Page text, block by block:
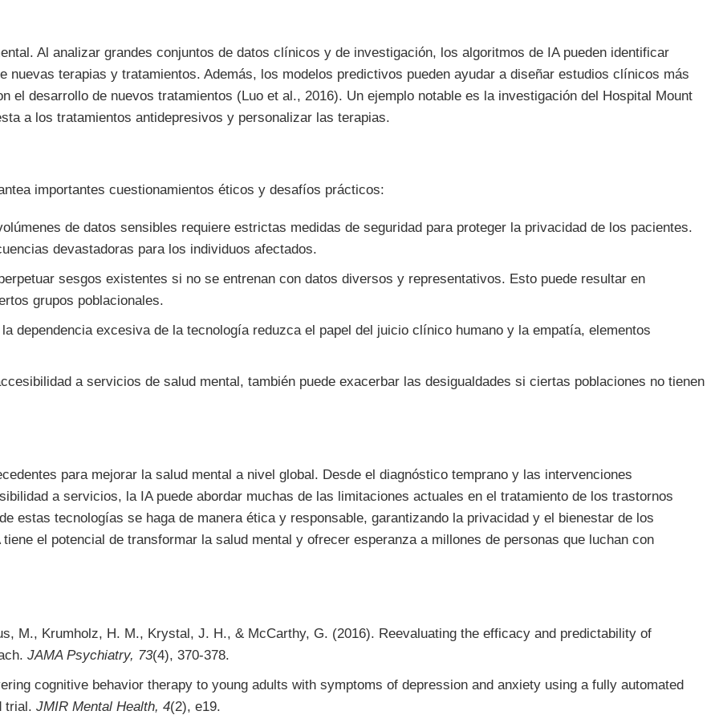
Al analizar grandes conjuntos de datos clínicos y de investigación, los algoritmos de IA pueden identificar
nuevas terapias y tratamientos. Además, los modelos predictivos pueden ayudar a diseñar estudios clínicos más
el desarrollo de nuevos tratamientos (Luo et al., 2016). Un ejemplo notable es la investigación del Hospital Mount
a los tratamientos antidepresivos y personalizar las terapias.
importantes cuestionamientos éticos y desafíos prácticos:
de datos sensibles requiere estrictas medidas de seguridad para proteger la privacidad de los pacientes.
devastadoras para los individuos afectados.
sesgos existentes si no se entrenan con datos diversos y representativos. Esto puede resultar en
grupos poblacionales.
dependencia excesiva de la tecnología reduzca el papel del juicio clínico humano y la empatía, elementos
a servicios de salud mental, también puede exacerbar las desigualdades si ciertas poblaciones no tienen
para mejorar la salud mental a nivel global. Desde el diagnóstico temprano y las intervenciones
a servicios, la IA puede abordar muchas de las limitaciones actuales en el tratamiento de los trastornos
estas tecnologías se haga de manera ética y responsable, garantizando la privacidad y el bienestar de los
el potencial de transformar la salud mental y ofrecer esperanza a millones de personas que luchan con
M., Krumholz, H. M., Krystal, J. H., & McCarthy, G. (2016). Reevaluating the efficacy and predictability of
JAMA Psychiatry, 73(4), 370-378.
cognitive behavior therapy to young adults with symptoms of depression and anxiety using a fully automated
trial. JMIR Mental Health, 4(2), e19.